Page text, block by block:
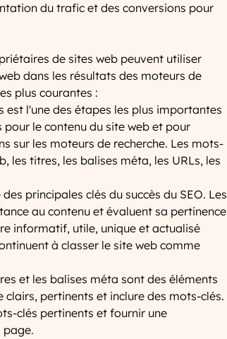
du trafic et des conversions pour
de sites web peuvent utiliser
dans les résultats des moteurs de
plus courantes :
est l'une des étapes les plus importantes
le contenu du site web et pour
sur les moteurs de recherche. Les mots-
les titres, les balises méta, les URLs, les
principales clés du succès du SEO. Les
au contenu et évaluent sa pertinence
informatif, utile, unique et actualisé
à classer le site web comme
et les balises méta sont des éléments
pertinents et inclure des mots-clés.
clés pertinents et fournir une
page.